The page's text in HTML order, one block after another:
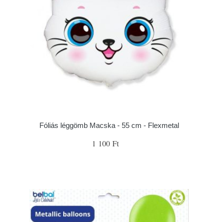
Fóliás léggömb Macska - 55 cm - Flexmetal
1 100 Ft